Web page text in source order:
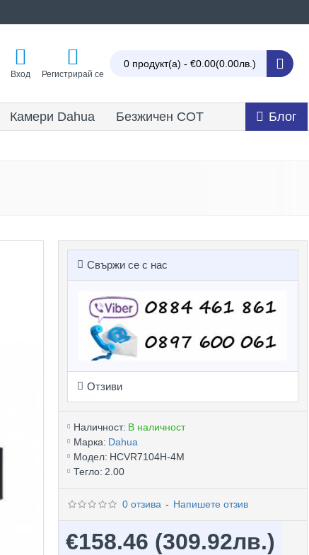
Вход Регистрирай се
0 продукт(а) - €0.00(0.00лв.)
Камери Dahua Безжичен СОТ Блог
Свържи се с нас
Отзиви
Наличност: В наличност
Марка: Dahua
Модел: HCVR7104H-4M
Тегло: 2.00
0 отзива - Напишете отзив
€158.46 (309.92лв.)